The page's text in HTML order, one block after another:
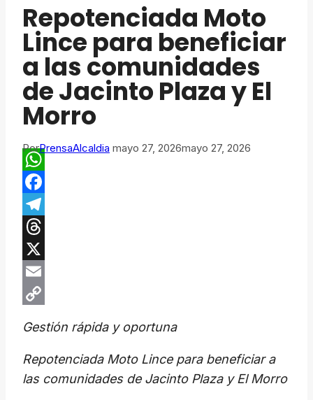
Repotenciada Moto
Lince para beneficiar
a las comunidades
de Jacinto Plaza y El
Morro
PorPrensaAlcaldia mayo 27, 2026mayo 27, 2026
WhatsApp
Facebook
Telegram
Threads
X
Email
Gestión rápida y oportuna
Repotenciada Moto Lince para beneficiar a
las comunidades de Jacinto Plaza y El Morro